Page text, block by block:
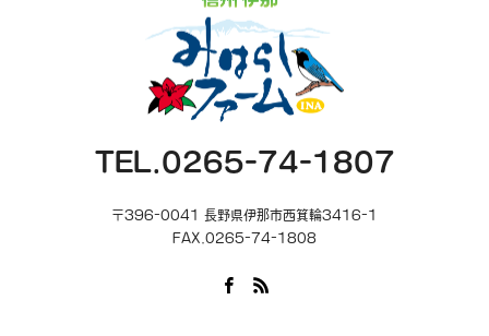
TEL.0265-74-1807
〒396-0041 長野県伊那市西箕輪3416-1
FAX.0265-74-1808